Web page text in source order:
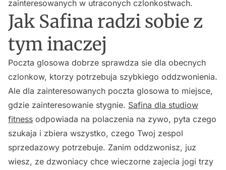
zainteresowanych w utraconych czlonkostwach.
Jak Safina radzi sobie z
tym inaczej
Poczta glosowa dobrze sprawdza sie dla obecnych
czlonkow, ktorzy potrzebuja szybkiego oddzwonienia.
Ale dla zainteresowanych poczta glosowa to miejsce,
gdzie zainteresowanie stygnie. Safina dla studiow
fitness odpowiada na polaczenia na zywo, pyta czego
szukaja i zbiera wszystko, czego Twoj zespol
sprzedazowy potrzebuje. Zanim oddzwonisz, juz
wiesz, ze dzwoniacy chce wieczorne zajecia jogi trzy